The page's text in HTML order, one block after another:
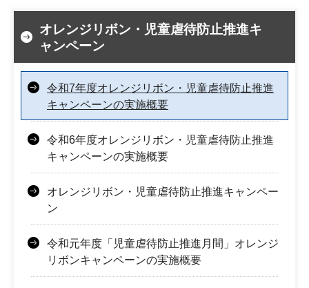
オレンジリボン・児童虐待防止推進キ
ャンペーン
令和7年度オレンジリボン・児童虐待防止推進
キャンペーンの実施概要
令和6年度オレンジリボン・児童虐待防止推進
キャンペーンの実施概要
オレンジリボン・児童虐待防止推進キャンペー
ン
令和元年度「児童虐待防止推進月間」オレンジ
リボンキャンペーンの実施概要